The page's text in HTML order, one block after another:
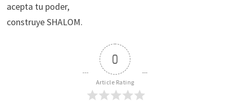
acepta tu poder,
construye SHALOM.
0
Article Rating